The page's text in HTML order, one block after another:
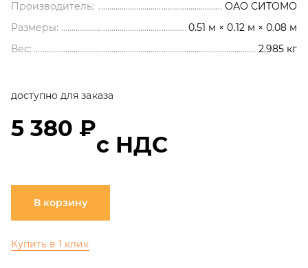
Производитель:
ОАО СИТОМО
Размеры:
0.51 м × 0.12 м × 0.08 м
Вес:
2.985 кг
доступно для заказа
5 380 ₽
с НДС
В корзину
Купить в 1 клик